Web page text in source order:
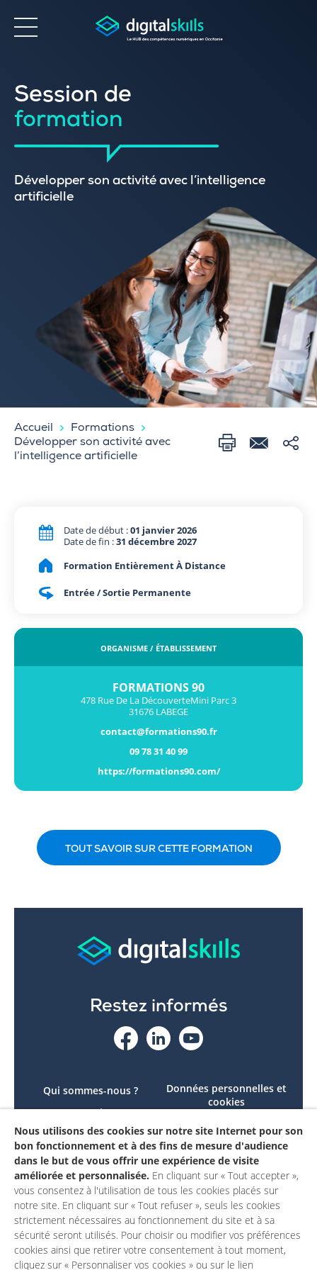
Accessibilité
Session de
formation
Développer son activité avec l’intelligence
artificielle
Accueil
Formations
Développer son activité avec
l’intelligence artificielle
Date de début :01 janvier 2026
Date de fin :31 décembre 2027
Formation Entièrement À Distance
Entrée / Sortie Permanente
ORGANISME / ÉTABLISSEMENT
FORMATIONS 90
478 Rue De La DécouverteMini Parc 3
31676 LABEGE
contact@formations90.fr
09 78 31 40 99
https://formations90.com/
TOUT SAVOIR SUR CETTE FORMATION
Restez informés
Qui sommes-nous ?
Le projet
Contactez-nous
Mon compte
Données personnelles et
cookies
conforme
Mentions légales
Nous utilisons des cookies sur notre site Internet pour son
bon fonctionnement et à des fins de mesure d'audience
dans le but de vous offrir une expérience de visite
améliorée et personnalisée. En cliquant sur « Tout accepter »,
vous consentez à l'utilisation de tous les cookies placés sur
notre site. En cliquant sur « Tout refuser », seuls les cookies
strictement nécessaires au fonctionnement du site et à sa
sécurité seront utilisés. Pour choisir ou modifier vos préférences
cookies ainsi que retirer votre consentement à tout moment,
cliquez sur « Personnaliser vos cookies » ou sur le lien